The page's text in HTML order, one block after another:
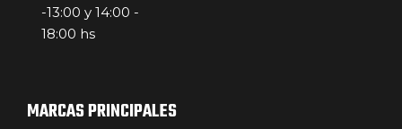
-13:00 y 14:00 -
18:00 hs
MARCAS PRINCIPALES